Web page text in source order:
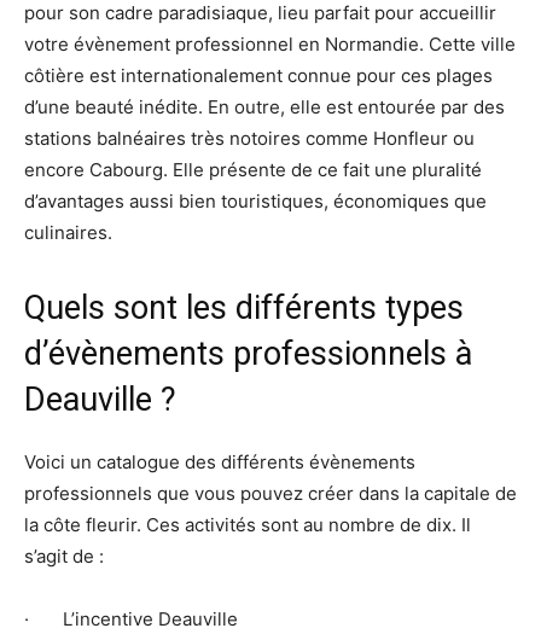
pour son cadre paradisiaque, lieu parfait pour accueillir
votre évènement professionnel en Normandie. Cette ville
côtière est internationalement connue pour ces plages
d’une beauté inédite. En outre, elle est entourée par des
stations balnéaires très notoires comme Honfleur ou
encore Cabourg. Elle présente de ce fait une pluralité
d’avantages aussi bien touristiques, économiques que
culinaires.
Quels sont les différents types
d’évènements professionnels à
Deauville ?
Voici un catalogue des différents évènements
professionnels que vous pouvez créer dans la capitale de
la côte fleurir. Ces activités sont au nombre de dix. Il
s’agit de :
· L’incentive Deauville